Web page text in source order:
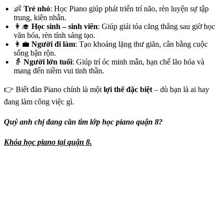
👶 Trẻ nhỏ: Học Piano giúp phát triển trí não, rèn luyện sự tập
trung, kiên nhẫn.
👩‍🎓 Học sinh – sinh viên: Giúp giải tỏa căng thẳng sau giờ học
văn hóa, rèn tính sáng tạo.
👩‍💼 Người đi làm: Tạo khoảng lặng thư giãn, cân bằng cuộc
sống bận rộn.
👵 Người lớn tuổi: Giúp trí óc minh mẫn, hạn chế lão hóa và
mang đến niềm vui tinh thần.
👉 Biết đàn Piano chính là một lợi thế đặc biệt – dù bạn là ai hay
đang làm công việc gì.
Quý anh chị đang cần tìm lớp học piano quận 8?
Khóa học piano tại quận 8.